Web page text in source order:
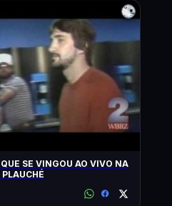
SE VINGOU AO VIVO NA